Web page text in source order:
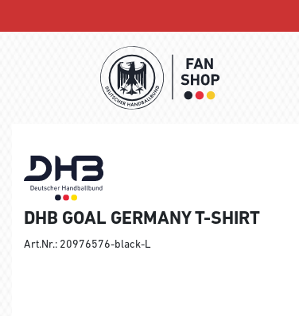
DHB GOAL GERMANY T-SHIRT
Art.Nr.: 20976576-black-L